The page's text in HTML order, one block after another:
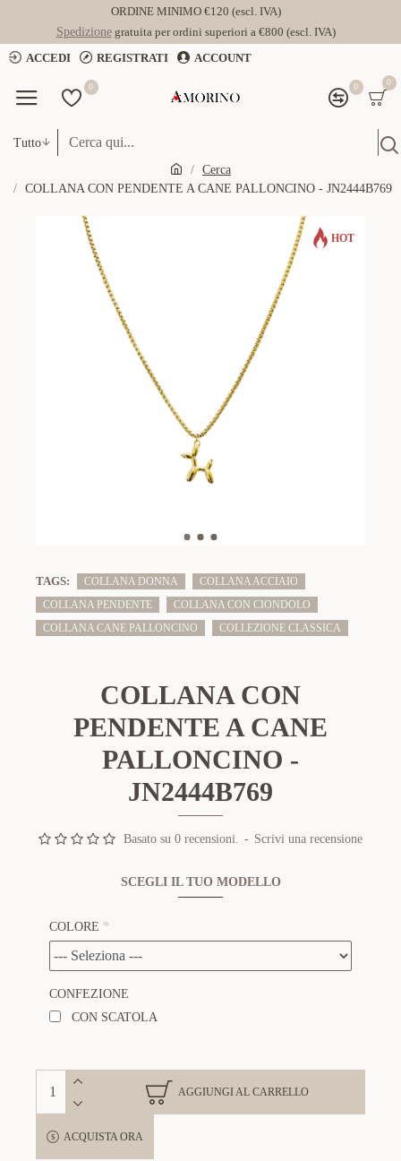
ORDINE MINIMO €120 (escl. IVA)
Spedizionegratuita per ordini superiori a €800 (escl. IVA)
ACCEDI
REGISTRATI ACCOUNT
0 0 0
Tutto
Cerca
COLLANA CON PENDENTE A CANE PALLONCINO - JN2444B769
HOT
TAGS: COLLANA DONNA
COLLANA ACCIAIO
COLLANA PENDENTE
COLLANA CON CIONDOLO
COLLANA CANE PALLONCINO
COLLEZIONE CLASSICA
COLLANA CON
PENDENTE A CANE
PALLONCINO -
JN2444B769
Basato su 0 recensioni. - Scrivi una recensione
SCEGLI IL TUO MODELLO
COLORE
CONFEZIONE
CON SCATOLA
AGGIUNGI AL CARRELLO
ACQUISTA ORA